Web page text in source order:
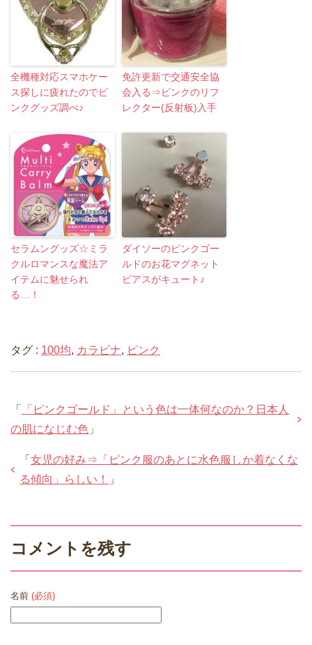
全機種対応スマホケー
ス探しに疲れたのでピ
ンクグッズ調べ♪
免許更新で交通安全協
会入る⇒ピンクのリフ
レクター(反射板)入手
セラムングッズ☆ミラ
クルロマンスな魔法ア
イテムに魅せられ
る…！
ダイソーのピンクゴー
ルドのお花マグネット
ピアスがキュート♪
タグ : 100均, カラビナ, ピンク
「
「ピンクゴールド」という色は一体何なのか？日本人
の肌になじむ色 」
「 女児の好み⇒「ピンク服のあとに水色服しか着なくな
る傾向」らしい！
」
コメントを残す
名前 (必須)